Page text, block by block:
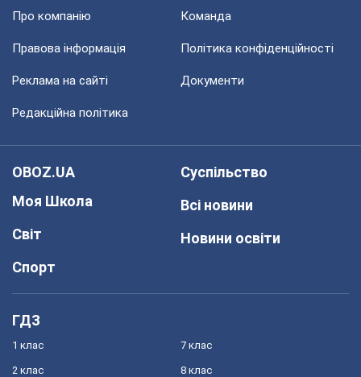
Про компанію Команда
Правова інформація Політика конфіденційності
Реклама на сайті Документи
Редакційна політика
OBOZ.UA
Моя Школа
Світ
Спорт
Суспільство
Всі новини
Новини освіти
ГДЗ
1 клас
2 клас
7 клас
8 клас